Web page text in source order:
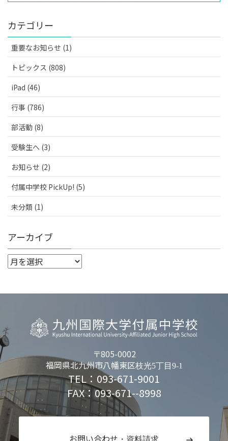
カテゴリー
重要なお知らせ (1)
トピックス (808)
iPad (46)
行事 (786)
部活動 (8)
受験生へ (3)
お知らせ (2)
付属中学校 PickUp! (5)
未分類 (1)
アーカイブ
〒805-0002
福岡県北九州市八幡東区枝光5丁目9-1
TEL：093-671-9001
FAX：093-671--8998